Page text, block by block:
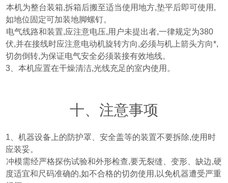
本机为整台装箱,拆箱后搬至适当使用地方,垫平后即可使用 ,
如地位固定可加装地脚螺钉。
电气线路和装置,应注意电压,用户未提出者,一律规定为380
伏,并在接线时应注意电动机旋转方向,必须与机上箭头方向*,
切勿倒转,为保证电气安全必须装接有效地线。
3 、本机应置在干燥清洁,光线充足的室内使用。
十、注意事项
1 、机器设备上的防护罩、安全盖等的装置不要拆除,使用时
应装妥。
冲模需经严格探伤试验和外形检查,要无裂缝、变形、缺边,硬
度适宜和尺码准确的,如不合格的切勿使用 , 以免机器遭受严重